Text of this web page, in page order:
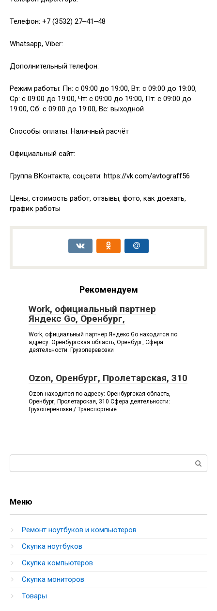
Телефон: +7 (3532) 27‒41‒48
Whatsapp, Viber:
Дополнительный телефон:
Режим работы: Пн: с 09:00 до 19:00, Вт: с 09:00 до 19:00,
Ср: с 09:00 до 19:00, Чт: с 09:00 до 19:00, Пт: с 09:00 до
19:00, Сб: с 09:00 до 19:00, Вс: выходной
Способы оплаты: Наличный расчёт
Официальный сайт:
Группа ВКонтакте, соцсети: https://vk.com/avtograff56
Цены, стоимость работ, отзывы, фото, как доехать,
график работы
Рекомендуем
Work, официальный партнер
Яндекс Go, Оренбург,
Work, официальный партнер Яндекс Go находится по
адресу: Оренбургская область, Оренбург, Сфера
деятельности: Грузоперевозки
Ozon, Оренбург, Пролетарская, 310
Ozon находится по адресу: Оренбургская область,
Оренбург, Пролетарская, 310 Сфера деятельности:
Грузоперевозки / Транспортные
Поиск:
Меню
Ремонт ноутбуков и компьютеров
Скупка ноутбуков
Скупка компьютеров
Скупка мониторов
Товары